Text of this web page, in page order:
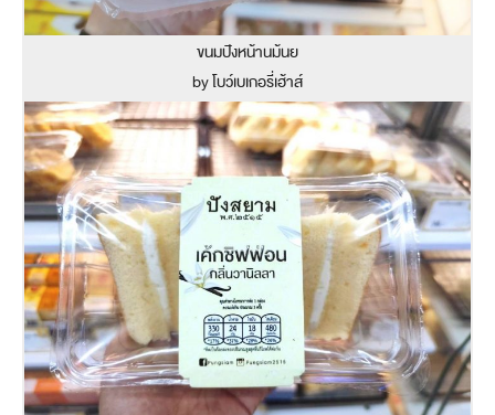
ขนมปังหน้านม้นย
by โบว์เบเกอรี่เฮ้าส์